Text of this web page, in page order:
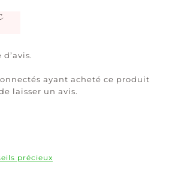
d’avis.
ayant acheté ce produit
laisser un avis.
précieux